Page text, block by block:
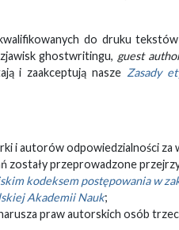
do druku
ghostwritingu, guest
i zaakceptują nasze Zasady
i autorów odpowiedzialności za
zostały przeprowadzone
kodeksem postępowania w
Akademii Nauk;
praw autorskich osób